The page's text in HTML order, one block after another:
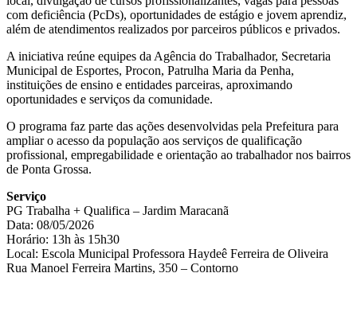
com deficiência (PcDs), oportunidades de estágio e jovem aprendiz,
além de atendimentos realizados por parceiros públicos e privados.
A iniciativa reúne equipes da Agência do Trabalhador, Secretaria
Municipal de Esportes, Procon, Patrulha Maria da Penha,
instituições de ensino e entidades parceiras, aproximando
oportunidades e serviços da comunidade.
O programa faz parte das ações desenvolvidas pela Prefeitura para
ampliar o acesso da população aos serviços de qualificação
profissional, empregabilidade e orientação ao trabalhador nos bairros
de Ponta Grossa.
Serviço
PG Trabalha + Qualifica – Jardim Maracanã
Data: 08/05/2026
Horário: 13h às 15h30
Local: Escola Municipal Professora Haydeê Ferreira de Oliveira
Rua Manoel Ferreira Martins, 350 – Contorno